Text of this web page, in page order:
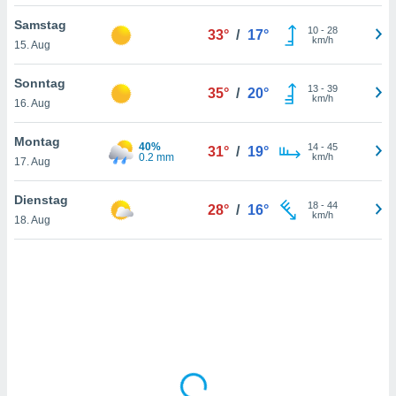
der
weiterhin
Samstag
15. Aug
33° / 17° 10- 28
km/h
Sonntag
16. Aug
35° / 20° 13- 39
km/h
Montag
17. Aug
40%
0.2 mm
31° / 19° 14- 45
km/h
Dienstag
18. Aug
28° / 16° 18- 44
km/h